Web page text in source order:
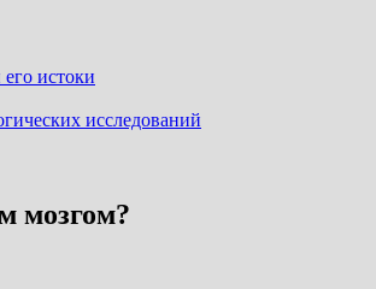
истоки
исследований
мозгом?